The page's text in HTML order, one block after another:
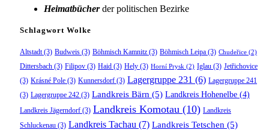
Heimatbücherder politischen Bezirke
Schlagwort Wolke
Altstadt(3) Budweis (3) Böhmisch Kamnitz (3) Böhmisch Leipa (3) Chudeřice (2)
Dittersbach (3) Filipov (3) Haid (3) Hely (3) Horní Prysk (2) Iglau (3) Jetřichovice
(3) Krásné Pole (3) Kunnersdorf (3) Lagergruppe 231 (6) Lagergruppe 241
(3) Lagergruppe 242 (3) Landkreis Bärn (5) Landkreis Hohenelbe (4)
Landkreis Jägerndorf (3) Landkreis Komotau (10) Landkreis
Schluckenau (3) Landkreis Tachau (7) Landkreis Tetschen (5)